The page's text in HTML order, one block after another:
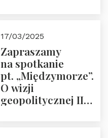
“Rosja-Niemcy…”
17/03/2025
Zapraszamy
na spotkanie
pt. „Międzymorze”.
O wizji
geopolitycznej II